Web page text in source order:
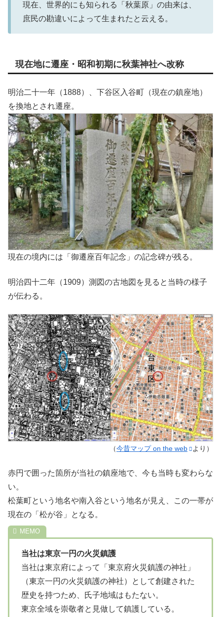
現在、世界的にも知られる「秋葉原」の由来は、
庶民の勘違いによって生まれたと云える。
現在地に遷座・昭和初期に秋葉神社へ改称
明治二十一年（1888）、下谷区入谷町（現在の鎮座地）
を換地とされ遷座。
現在の境内には「御遷座百年記念」の記念碑が残る。
明治四十二年（1909）測図の古地図を見ると当時の様子
が伝わる。
（今昔マップ on the web より）
赤円で囲った箇所が当社の鎮座地で、今も当時も変わらな
い。
松葉町という地名や南入谷という地名が見え、この一帯が
現在の「松が谷」となる。
当社は東京一円の火災鎮護
当社は東京府によって「東京府火災鎮護の神社」
（東京一円の火災鎮護の神社）として創建された
歴史を持つため、氏子地域はもたない。
東京全域を崇敬者と見做して鎮護している。